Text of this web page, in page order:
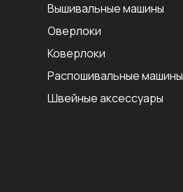
Вышивальные машины
Оверлоки
Коверлоки
Распошивальные машины
Швейные аксеcсуары